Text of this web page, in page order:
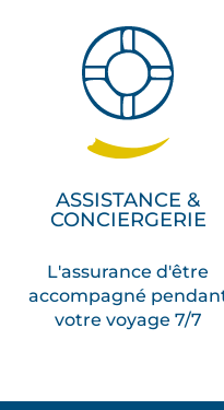
ASSISTANCE &
CONCIERGERIE
L'assurance d'être
accompagné
votre voyage 7/7